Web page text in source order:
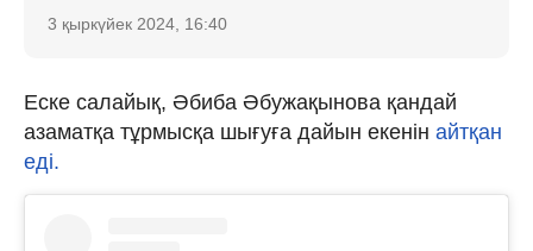
3 қыркүйек 2024, 16:40
Еске салайық, Әбиба Әбужақынова қандай
азаматқа тұрмысқа шығуға дайын екенін айтқан
еді.